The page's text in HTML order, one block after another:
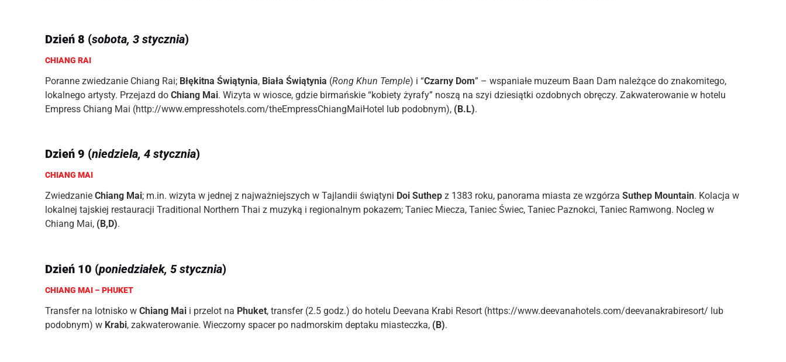
Dzień 8 (sobota, 3 stycznia)
CHIANG RAI
Poranne zwiedzanie Chiang Rai; Błękitna Świątynia, Biała Świątynia (Rong Khun Temple) i “Czarny Dom” – wspaniałe muzeum Baan Dam należące do znakomitego,
lokalnego artysty. Przejazd doChiang Mai. Wizyta w wiosce, gdzie birmańskie “kobiety żyrafy” noszą na szyi dziesiątki ozdobnych obręczy. Zakwaterowanie w hotelu
Empress Chiang Mai (http://www.empresshotels.com/theEmpressChiangMaiHotel lub podobnym), (B.L).
Dzień 9 (niedziela, 4 stycznia)
CHIANG MAI
ZwiedzanieChiang Mai; m.in. wizyta w jednej z najważniejszych w Tajlandii świątyni Doi Suthep z 1383 roku, panorama miasta ze wzgórzaSuthep Mountain. Kolacja w
lokalnej tajskiej restauracji Traditional Northern Thai z muzyką i regionalnym pokazem; Taniec Miecza, Taniec Świec, Taniec Paznokci, Taniec Ramwong. Nocleg w
Chiang Mai, (B,D).
Dzień 10 (poniedziałek, 5 stycznia)
CHIANG MAI –PHUKET
Transfer na lotnisko wChiang Mai i przelot na Phuket, transfer (2.5 godz.) do hotelu Deevana Krabi Resort (https://www.deevanahotels.com/deevanakrabiresort/ lub
podobnym) w Krabi, zakwaterowanie. Wieczorny spacer po nadmorskim deptaku miasteczka, (B).